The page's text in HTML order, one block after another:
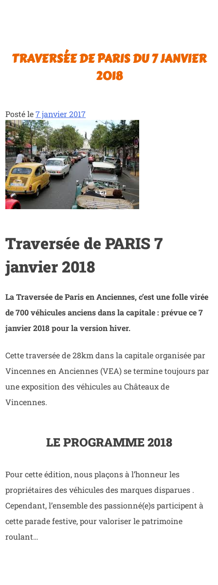
TRAVERSÉE DE PARIS DU 7 JANVIER
2018
Posté le7 janvier 2017
Traversée de PARIS 7
janvier 2018
La Traversée de Paris en Anciennes, c’est une folle virée
de 700 véhicules anciens dans la capitale : prévue ce 7
janvier 2018 pour la version hiver.
Cette traversée de 28km dans la capitale organisée par
Vincennes en Anciennes (VEA) se termine toujours par
une exposition des véhicules au Châteaux de
Vincennes.
LE PROGRAMME 2018
Pour cette édition, nous plaçons à l’honneur les
propriétaires des véhicules des marques disparues .
Cependant, l’ensemble des passionné(e)s participent à
cette parade festive, pour valoriser le patrimoine
roulant…